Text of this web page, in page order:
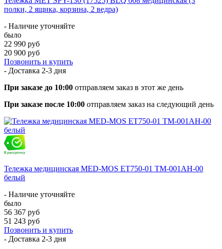
полки, 2 ящика, корзина, 2 ведра)
- Наличие уточняйте
было
22 990 руб
20 900 руб
Позвонить и купить
- Доставка 2-3 дня
При заказе до 10:00 отправляем заказ в этот же день
При заказе после 10:00 отправляем заказ на следующий день
Тележка медицинская MED-MOS ЕТ750-01 ТМ-001АН-00
белый
- Наличие уточняйте
было
56 367 руб
51 243 руб
Позвонить и купить
- Доставка 2-3 дня